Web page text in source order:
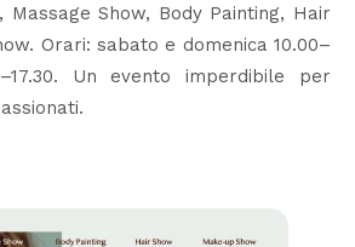
Show, Body Painting, Hair
Orari: sabato e domenica 10.00–
Un evento imperdibile per